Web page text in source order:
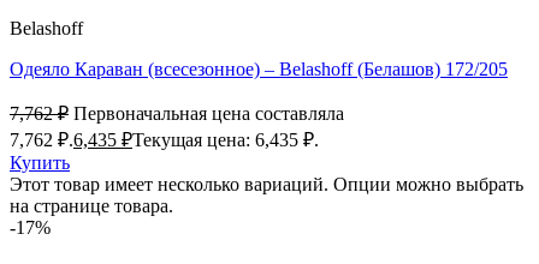
Belashoff
Одеяло Караван (всесезонное) – Belashoff (Белашов) 172/205
7,762₽ Первоначальная цена составляла
7,762 ₽.6,435 ₽Текущая цена: 6,435 ₽.
Купить
Этот товар имеет несколько вариаций. Опции можно выбрать
на странице товара.
-17%